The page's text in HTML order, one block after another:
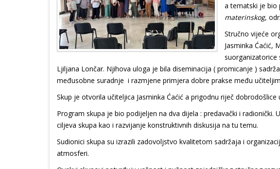
a tematski je bio
materinskog,
Stručno vijeće
Jasminka Ćaćić,
suorganizatorice
Ljiljana Lončar. Njihova uloga je bila diseminacija ( promicanje )
međusobne suradnje i razmjene primjera dobre prakse među
Skup je otvorila učiteljica Jasminka Ćaćić a prigodnu riječ
Program skupa je bio podijeljen na dva dijela : predavački i
ciljeva skupa kao i razvijanje konstruktivnih diskusija na tu temu.
Sudionici skupa su izrazili zadovoljstvo kvalitetom sadržaja i
atmosferi.